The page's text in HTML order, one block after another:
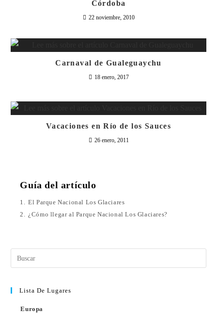
Córdoba
22 noviembre, 2010
Carnaval de Gualeguaychu
18 enero, 2017
Vacaciones en Río de los Sauces
26 enero, 2011
Guía del artículo
1. El Parque Nacional Los Glaciares
2. ¿Cómo llegar al Parque Nacional Los Glaciares?
Lista De Lugares
Europa